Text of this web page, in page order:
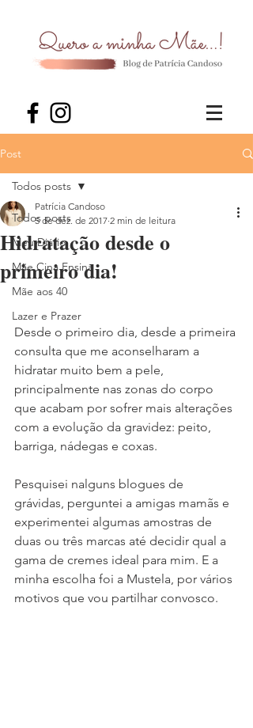
Post
Todos posts
Meu Diário
Mãe Cina Ensina
Mãe aos 40
Lazer e Prazer
Todos posts
Hidratação desde o
primeiro dia!
Patrícia Candoso
5 de dez. de 2017 2 min de leitura
Desde o primeiro dia, desde a primeira
consulta que me aconselharam a
hidratar muito bem a pele,
principalmente nas zonas do corpo
que acabam por sofrer mais alterações
com a evolução da gravidez: peito,
barriga, nádegas e coxas.
Pesquisei nalguns blogues de
grávidas, perguntei a amigas mamãs e
experimentei algumas amostras de
duas ou três marcas até decidir qual a
gama de cremes ideal para mim. E a
minha escolha foi a Mustela, por vários
motivos que vou partilhar convosco.